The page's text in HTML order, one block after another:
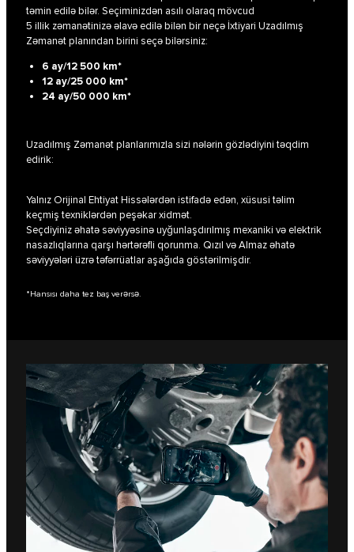
təmin edilə bilər. Seçiminizdən asılı olaraq mövcud
5 illik zəmanətinizəəlavə edilə bilən bir neçə İxtiyari Uzadılmış
Zəmanət planından birini seçə bilərsiniz:
6 ay/12 500 km*
12 ay/25 000 km*
24 ay/50 000 km*
Uzadılmış Zəmanət planlarımızla sizi nələrin gözlədiyini təqdim
edirik:
Yalnız Orijinal Ehtiyat Hissələrdən istifadə edən, xüsusi təlim
keçmiş texniklərdən peşəkar xidmət.
Seçdiyiniz əhatə səviyyəsinə uyğunlaşdırılmış mexaniki və elektrik
nasazlıqlarına qarşı hərtərəfli qorunma. Qızıl və Almaz əhatə
səviyyələri üzrə təfərrüatlar aşağıda göstərilmişdir.
*Hansısı daha tez baş verərsə.